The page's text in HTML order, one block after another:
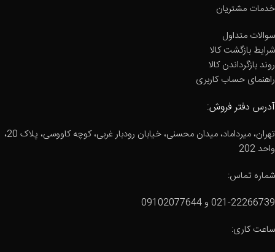
خدمات مشتریان
سوالات متداول
شرایط بازگشت کالا
روند بازگرداندن کالا
راهنمای حساب کاربری
آدرس دفتر فروش:
تهران، میرداماد، میدان محسنی، خیابان رودبار غربی، کوچه کاووسی، پلاک 20،
واحد 202
شماره تماس:
021-22266739 و 09102077644
ساعت کاری: